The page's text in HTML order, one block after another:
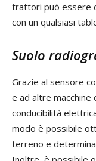
trattori può essere
con un qualsiasi
Suolo
Grazie al sensore
e ad altre macchine
conducibilità
modo è possibile
terreno e